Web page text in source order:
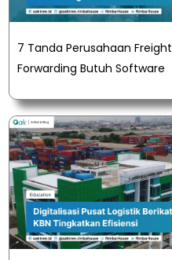
7 Tanda Perusahaan Freight
Forwarding Butuh Software